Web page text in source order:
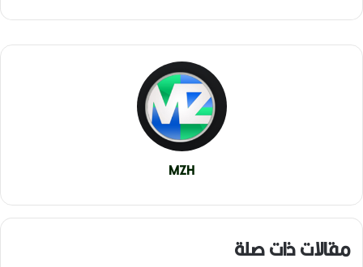
MZH
مقالات ذات صلة